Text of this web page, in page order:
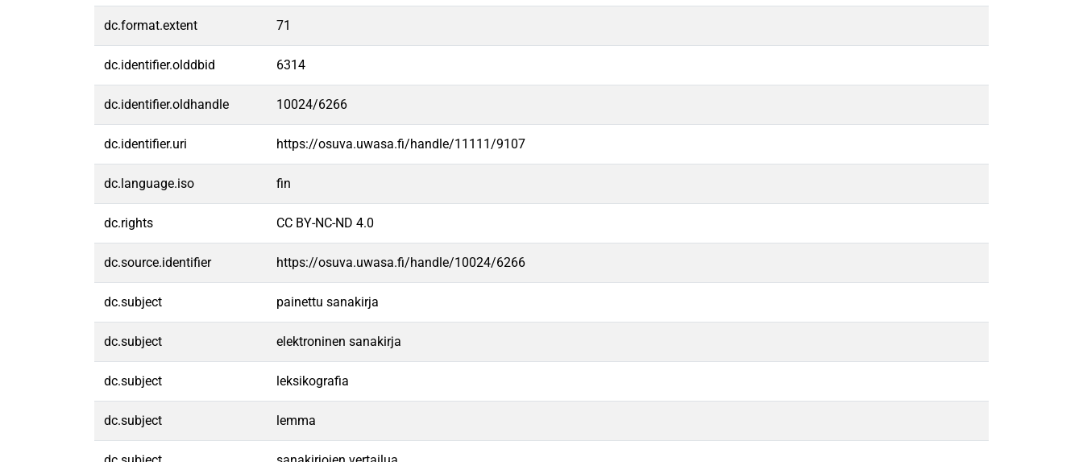
dc.format.extent 71
dc.identifier.olddbid 6314
dc.identifier.oldhandle 10024/6266
dc.identifier.uri https://osuva.uwasa.fi/handle/11111/9107
dc.language.iso fin
dc.rights CC BY-NC-ND 4.0
dc.source.identifier https://osuva.uwasa.fi/handle/10024/6266
dc.subject painettu sanakirja
dc.subject elektroninen sanakirja
dc.subject leksikografia
dc.subject lemma